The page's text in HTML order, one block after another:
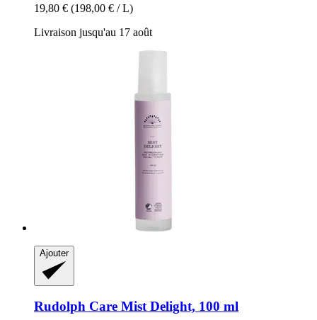
19,80 € (198,00 € / L)
Livraison jusqu'au 17 août
Ajouter
Rudolph Care Mist Delight, 100 ml